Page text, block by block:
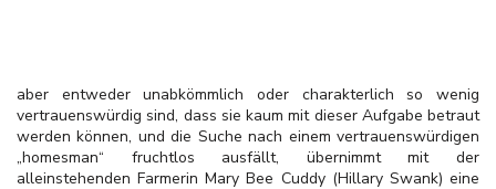
aber entweder unabkömmlich oder charakterlich so wenig
vertrauenswürdig sind, dass sie kaum mit dieser Aufgabe betraut
werden können, und die Suche nach einem vertrauenswürdigen
„homesman“ fruchtlos ausfällt, übernimmt mit der
alleinstehenden Farmerin Mary Bee Cuddy (Hillary Swank) eine